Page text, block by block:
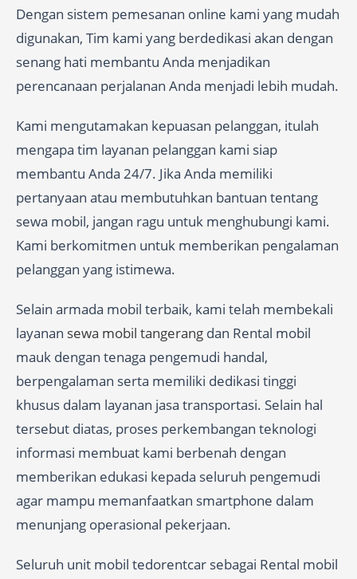
Dengan sistem pemesanan online kami yang mudah
digunakan, Tim kami yang berdedikasi akan dengan
senang hati membantu Anda menjadikan
perencanaan perjalanan Anda menjadi lebih mudah.
Kami mengutamakan kepuasan pelanggan, itulah
mengapa tim layanan pelanggan kami siap
membantu Anda 24/7. Jika Anda memiliki
pertanyaan atau membutuhkan bantuan tentang
sewa mobil, jangan ragu untuk menghubungi kami.
Kami berkomitmen untuk memberikan pengalaman
pelanggan yang istimewa.
Selain armada mobil terbaik, kami telah membekali
layanan sewa mobil tangerang dan Rental mobil
mauk dengan tenaga pengemudi handal,
berpengalaman serta memiliki dedikasi tinggi
khusus dalam layanan jasa transportasi. Selain hal
tersebut diatas, proses perkembangan teknologi
informasi membuat kami berbenah dengan
memberikan edukasi kepada seluruh pengemudi
agar mampu memanfaatkan smartphone dalam
menunjang operasional pekerjaan.
Seluruh unit mobil tedorentcar sebagai Rental mobil